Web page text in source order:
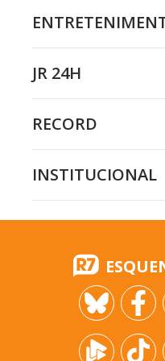
JR 24H
RECORD
INSTITUCIONAL